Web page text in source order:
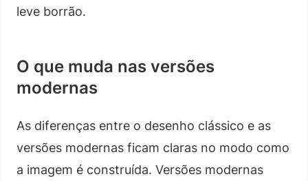
leve borrão.
O que muda nas versões
modernas
As diferenças entre o desenho clássico e as
versões modernas ficam claras no modo como
a imagem é construída. Versões modernas